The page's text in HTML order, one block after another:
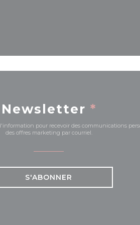
fenêtre))
Newsletter *
pour recevoir des communications
des offres marketing par courriel.
S'ABONNER